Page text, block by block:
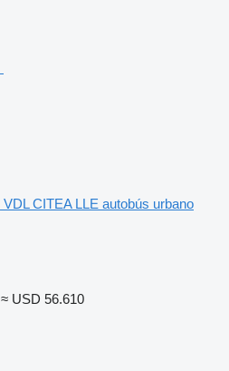
VDL CITEA LLE autobús urbano
≈ USD 56.610